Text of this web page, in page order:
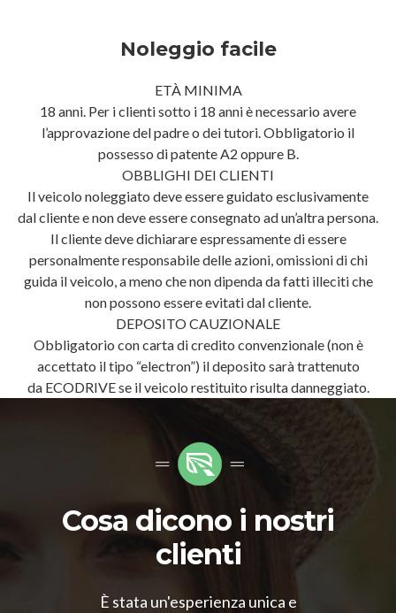
Noleggio facile
ETÀ MINIMA
18 anni. Per i clienti sotto i 18 anni è necessario avere
l’approvazione del padre o dei tutori. Obbligatorio il
possesso di patente A2 oppure B.
OBBLIGHI DEI CLIENTI
Il veicolo noleggiato deve essere guidato esclusivamente
dal cliente e non deve essere consegnato ad un’altra persona.
Il cliente deve dichiarare espressamente di essere
personalmente responsabile delle azioni, omissioni di chi
guida il veicolo, a meno che non dipenda da fatti illeciti che
non possono essere evitati dal cliente.
DEPOSITO CAUZIONALE
Obbligatorio con carta di credito convenzionale (non è
accettato il tipo “electron”) il deposito sarà trattenuto
da ECODRIVE se il veicolo restituito risulta danneggiato.
Cosa dicono i nostri
clienti
È stata un'esperienza unica e